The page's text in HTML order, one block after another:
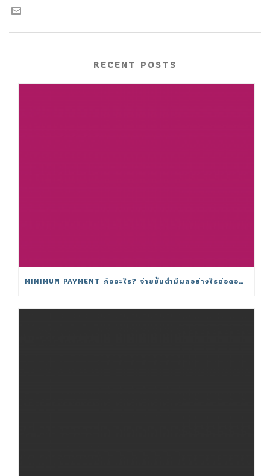
RECENT POSTS
MINIMUM PAYMENT คืออะไร? จ่ายขั้นต่ำมีผลอย่างไรต่อดอกเบี้ย